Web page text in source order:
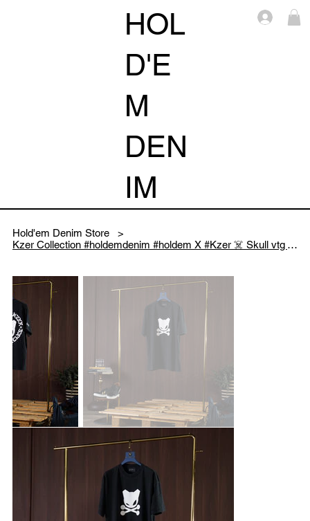
HOL
D'E
M
DEN
IM
Log
Hold'em Denim Store
>
Kzer Collection #holdemdenim #holdem X #Kzer ☠️ Skull vtg Washed tee